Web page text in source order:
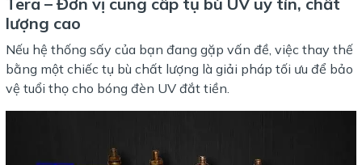
lượng cao
Nếu hệ thống sấy của bạn đang gặp vấn đề, việc thay thế
bằng một chiếc tụ bù chất lượng là giải pháp tối ưu để bảo
vệ tuổi thọ cho bóng đèn UV đắt tiền.